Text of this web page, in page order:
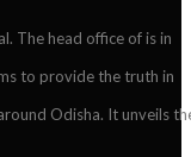
The head office of is in
to provide the truth in
Odisha. It unveils